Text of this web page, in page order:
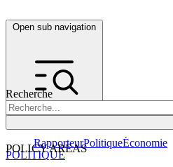
Open sub navigation
Recherche
POLICY AREAS
RapporteurPolitiqueÉconomie
POLITIQUE